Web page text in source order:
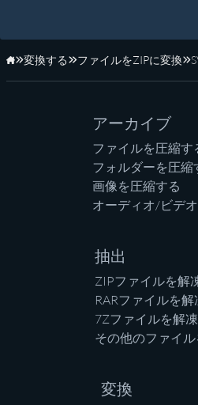
ホーム
変換する ファイルをZIPに変換
アーカイブ
ファイルを圧縮す
フォルダーを圧縮
画像を圧縮する
オーディオ/ビデ
抽出
ZIPファイルを解
RARファイルを解
7Zファイルを解
その他のファイ
変換